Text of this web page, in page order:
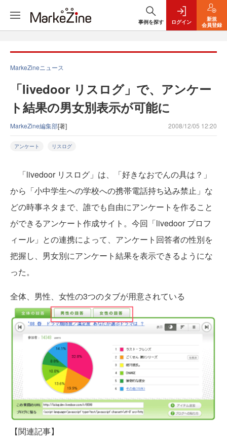
事例を探す ログイン
新規
会員登録
MarkeZineニュース
「livedoor リスログ」で、アンケー
ト結果の男女別表示が可能に
MarkeZine編集部[著] 2008/12/05 12:20
アンケート リスログ
「livedoor リスログ」は、「好きなおでんの具は？」
から「小中学生への学校への携帯電話持ち込み禁止」な
どの時事ネタまで、誰でも自由にアンケートを作ること
ができるアンケート作成サイト。今回「livedoor プロフ
ィール」との連携によって、アンケート回答者の性別を
把握し、男女別にアンケート結果を表示できるようにな
った。
全体、男性、女性の3つのタブが用意されている
【関連記事】